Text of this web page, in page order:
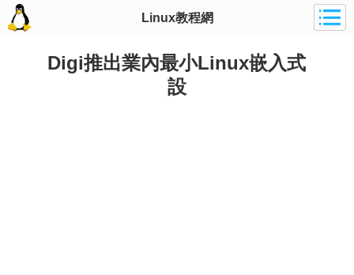
Linux教程網
Digi推出業內最小Linux嵌入式
設